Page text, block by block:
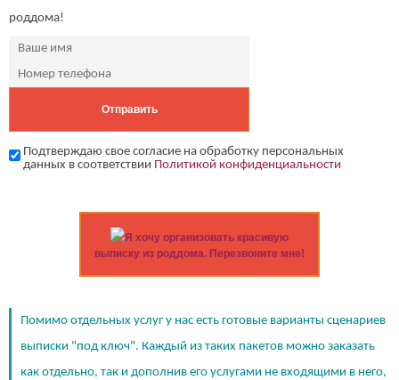
роддома!
Подтверждаю свое согласие на обработку персональных
данных в соответствии Политикой конфиденциальности
Я хочу организовать красивую
выписку из роддома. Перезвоните мне!
Помимо отдельных услуг у нас есть готовые варианты сценариев
выписки "под ключ". Каждый из таких пакетов можно заказать
как отдельно, так и дополнив его услугами не входящими в него,